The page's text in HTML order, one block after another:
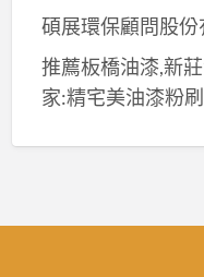
碩展環保顧問股份
推薦板橋油漆,新
家:精宅美油漆粉